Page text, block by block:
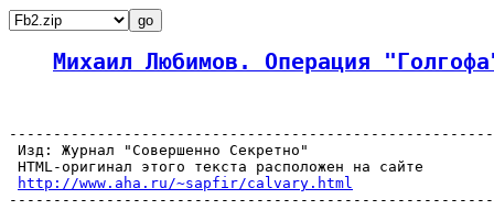
Михаил Любимов. Операция
Изд: Журнал "Совершенно Секретно"
HTML-оригинал этого текста расположен на сайте
http://www.aha.ru/~sapfir/calvary.html